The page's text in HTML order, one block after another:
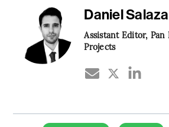
Daniel
Assistant Editor, Pan
Projects